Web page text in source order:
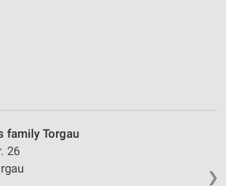
❯
family Torgau
26